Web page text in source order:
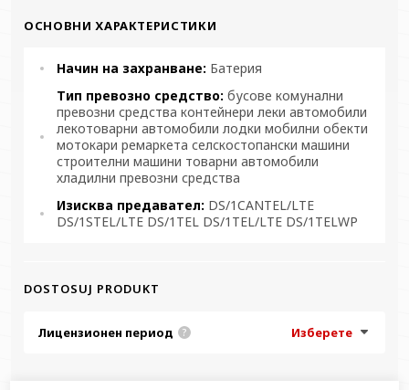
ОСНОВНИ ХАРАКТЕРИСТИКИ
Начин на захранване: Батерия
Тип превозно средство: бусове комунални
превозни средства контейнери леки автомобили
лекотоварни автомобили лодки мобилни обекти
мотокари ремаркета селскостопански машини
строителни машини товарни автомобили
хладилни превозни средства
Изисква предавател: DS/1CANTEL/LTE
DS/1STEL/LTE DS/1TEL DS/1TEL/LTE DS/1TELWP
DOSTOSUJ PRODUKT
Лицензионен период ? Изберете